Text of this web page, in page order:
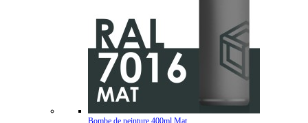
Bombe de peinture 400ml Mat...